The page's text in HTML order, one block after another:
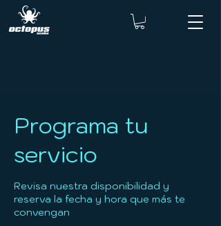
Programa tu
servicio
Revisa nuestra disponibilidad y
reserva la fecha y hora que más te
convengan